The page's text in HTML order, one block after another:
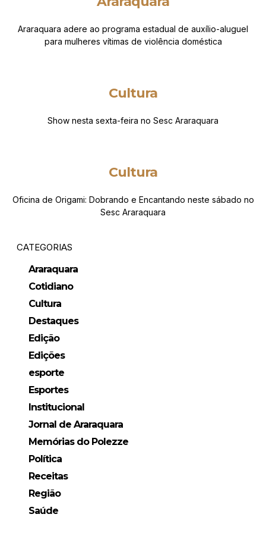
Araraquara adere ao programa estadual de auxílio-aluguel
para mulheres vítimas de violência doméstica
Cultura
Show nesta sexta-feira no Sesc Araraquara
Cultura
Oficina de Origami: Dobrando e Encantando neste sábado no
Sesc Araraquara
CATEGORIAS
Araraquara
Cotidiano
Cultura
Destaques
Edição
Edições
esporte
Esportes
Institucional
Jornal de Araraquara
Memórias do Polezze
Política
Receitas
Região
Saúde